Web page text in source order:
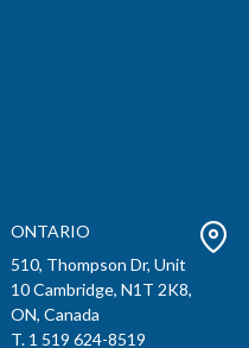
ONTARIO
510, Thompson Dr, Unit
10 Cambridge, N1T 2K8,
ON, Canada
T. 1 519 624-8519